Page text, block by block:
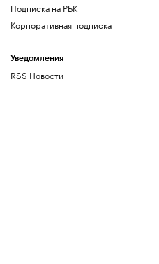
Подписка на РБК
Корпоративная подписка
Уведомления
RSS Новости